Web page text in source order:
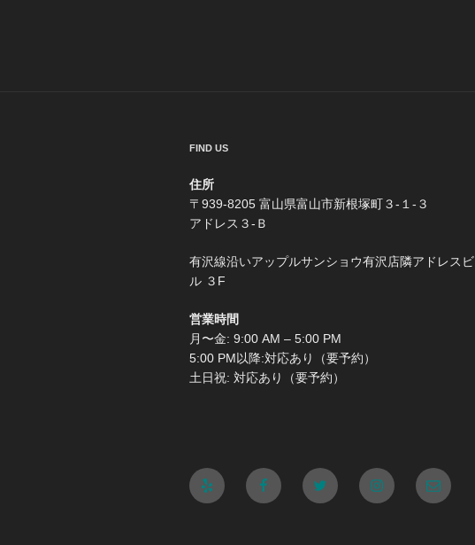
FIND US
住所
〒939-8205 富山県富山市新根塚町３-１-３
アドレス３-Ｂ
有沢線沿いアップルサンショウ有沢店隣アドレスビ
ル ３F
営業時間
月〜金: 9:00 AM – 5:00 PM
5:00 PM以降:対応あり（要予約）
土日祝: 対応あり（要予約）
Yelp FacebookTwitter Instagram
メ